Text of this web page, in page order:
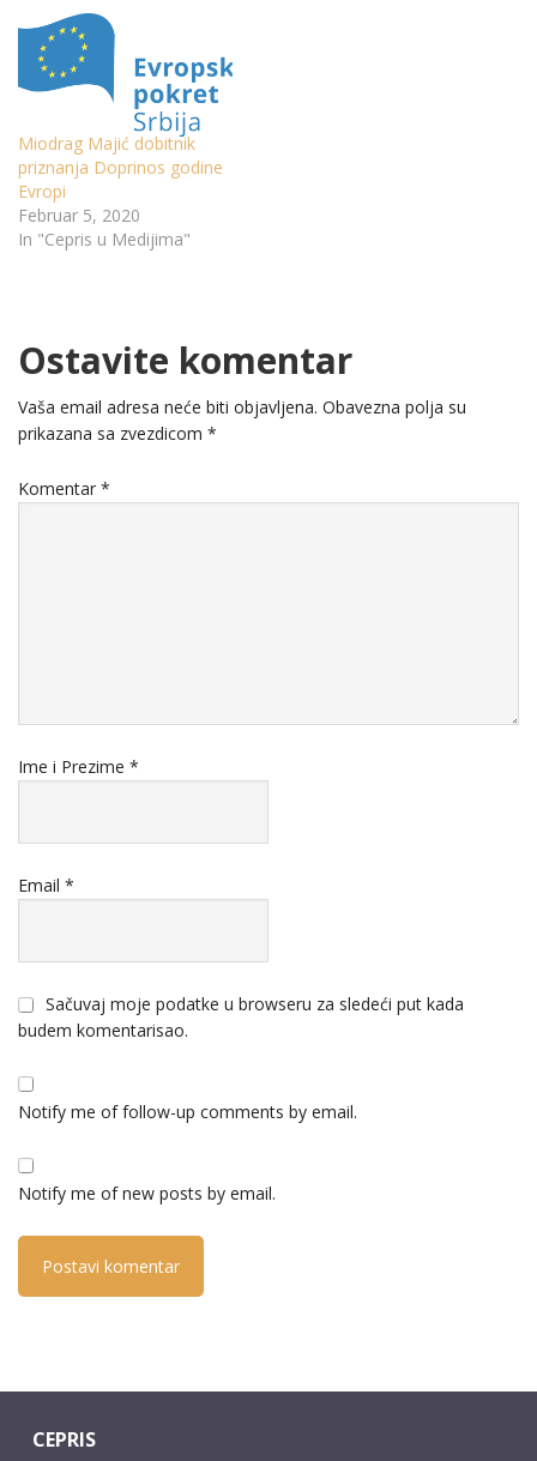
Miodrag Majić dobitnik
priznanja Doprinos godine
Evropi
Februar 5, 2020
In "Cepris u Medijima"
Ostavite komentar
Vaša email adresa neće biti objavljena. Obavezna polja su
prikazana sa zvezdicom *
Komentar *
Ime i Prezime *
Email *
Sačuvaj moje podatke u browseru za sledeći put kada
budem komentarisao.
Notify me of follow-up comments by email.
Notify me of new posts by email.
CEPRIS